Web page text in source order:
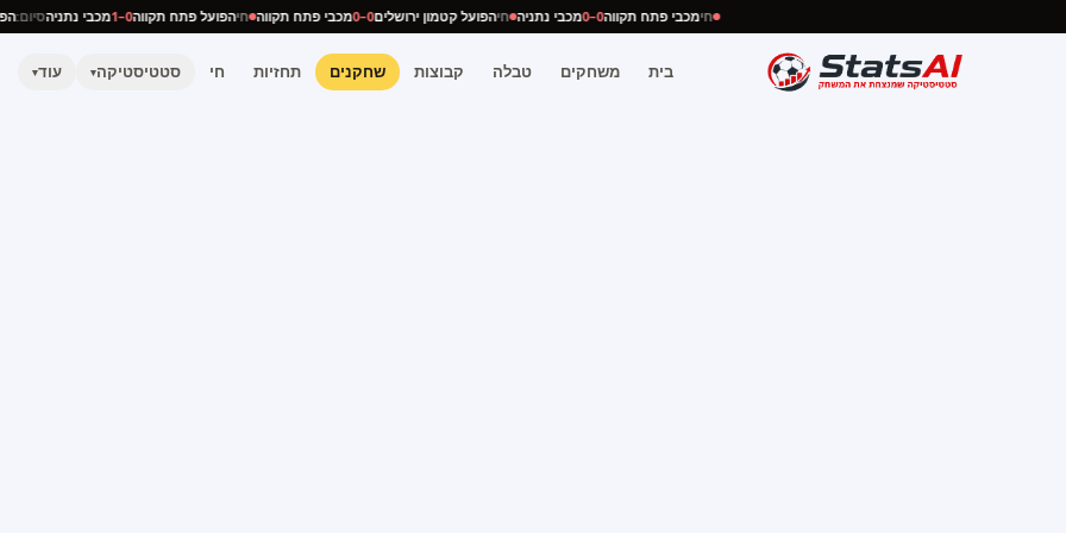
חימכבי פתח תקווה0–0 מכבי נתניה חיהפועל קטמון ירושלים0–0 מכבי פתח תקווה חיהפועל פתח תקווה0–1 מכבי נתניה
בית משחקים טבלה קבוצות שחקנים תחזיות חי סטטיסטיקה▾ עוד▾